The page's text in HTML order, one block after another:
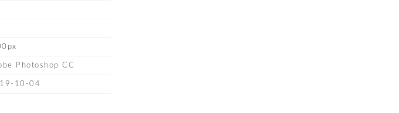
Photoshop CC
10-04